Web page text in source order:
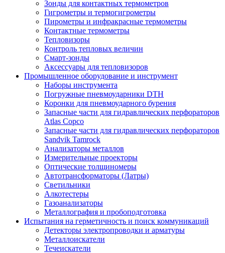
Зонды для контактных термометров
Гигрометры и термогигрометры
Пирометры и инфракрасные термометры
Контактные термометры
Тепловизоры
Контроль тепловых величин
Смарт-зонды
Аксессуары для тепловизоров
Промышленное оборудование и инструмент
Наборы инструмента
Погружные пневмоударники DTH
Коронки для пневмоударного бурения
Запасные части для гидравлических перфораторов
Atlas Copco
Запасные части для гидравлических перфораторов
Sandvik Tamrock
Анализаторы металлов
Измерительные проекторы
Оптические толщиномеры
Автотрансформаторы (Латры)
Светильники
Алкотестеры
Газоанализаторы
Металлография и пробоподготовка
Испытания на герметичность и поиск коммуникаций
Детекторы электропроводки и арматуры
Металлоискатели
Течеискатели